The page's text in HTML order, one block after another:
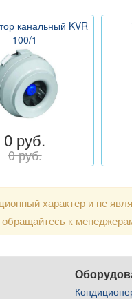
канальный KVR
100/1
0 руб.
0 руб.
характер и не
к